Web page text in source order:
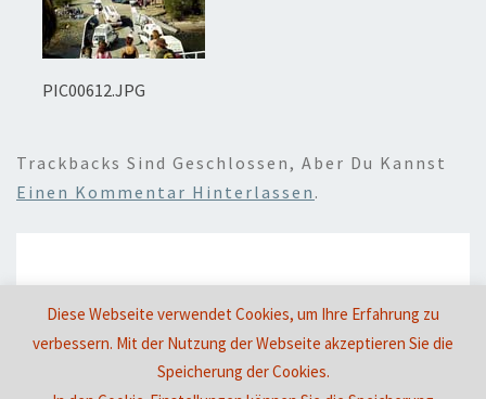
PIC00612.JPG
Trackbacks Sind Geschlossen, Aber Du Kannst
Einen Kommentar Hinterlassen .
Schreibe einen Kommentar
sein, um einen Kommentar
Diese Webseite verwendet Cookies, um Ihre Erfahrung zu
verbessern. Mit der Nutzung der Webseite akzeptieren Sie die
Speicherung der Cookies.